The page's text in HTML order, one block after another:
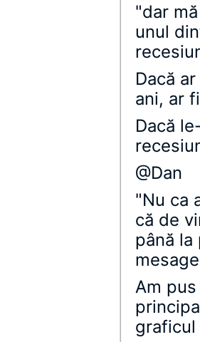
"dar
unul
Dacă
ani, ar
Dacă
@Dan
"Nu ca
că de
până
Am
graficul